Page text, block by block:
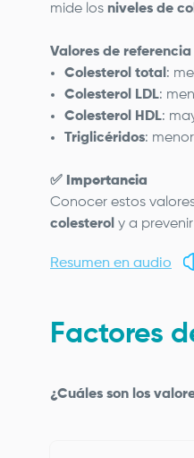
mide los niveles de
Valores de referencia
Colesterol total :
Colesterol LDL:
Colesterol HDL:
Triglicéridos:
✅ Importancia
Conocer estos
colesterol y a
Resumen en audio
Factores
¿Cuáles son los